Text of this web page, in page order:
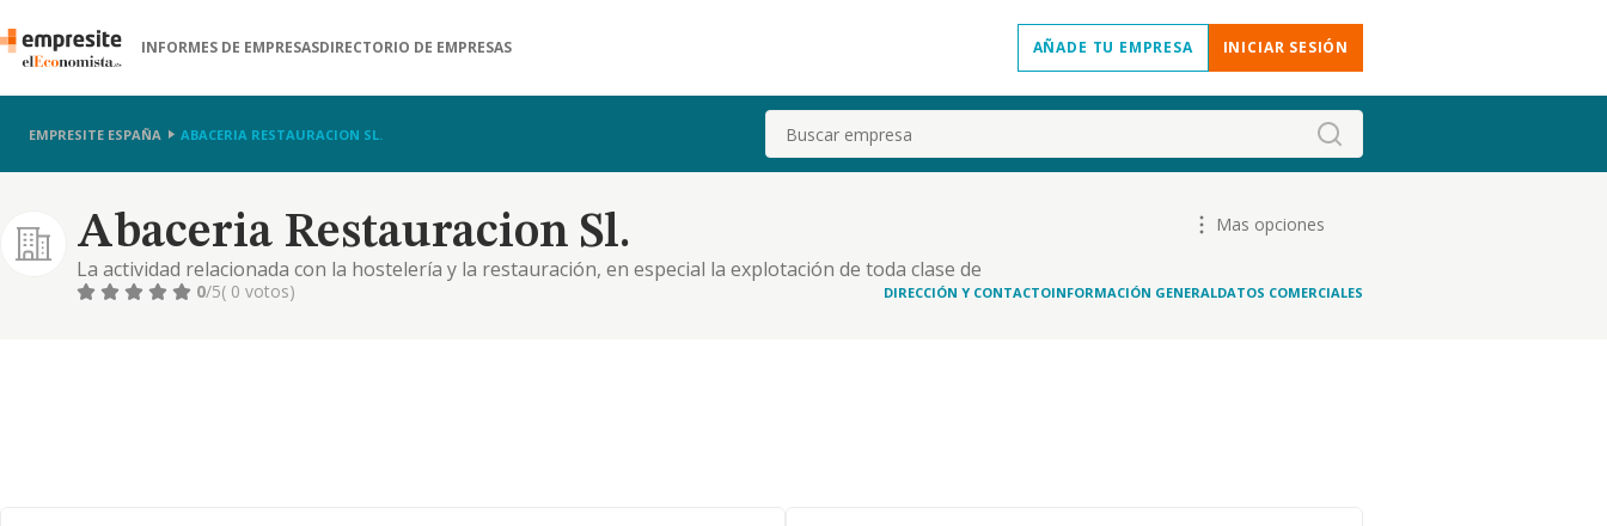
INFORMES DE EMPRESASDIRECTORIO DE EMPRESAS AÑADE TU EMPRESA INICIAR SESIÓN
EMPRESITE ESPAÑA ABACERIA RESTAURACION SL. Buscar
Abaceria Restauracion Sl.
La actividad relacionada con la hostelería y la restauración, en especial la explotación de toda clase de
hoteles, hostales, aparhoteles, moteles, bares, mesones, restaurantes, cafeterías, chocolaterías,
Mas opciones
0/5( 0 votos) DIRECCIÓN Y CONTACTOINFORMACIÓN GENERALDATOS COMERCIALES